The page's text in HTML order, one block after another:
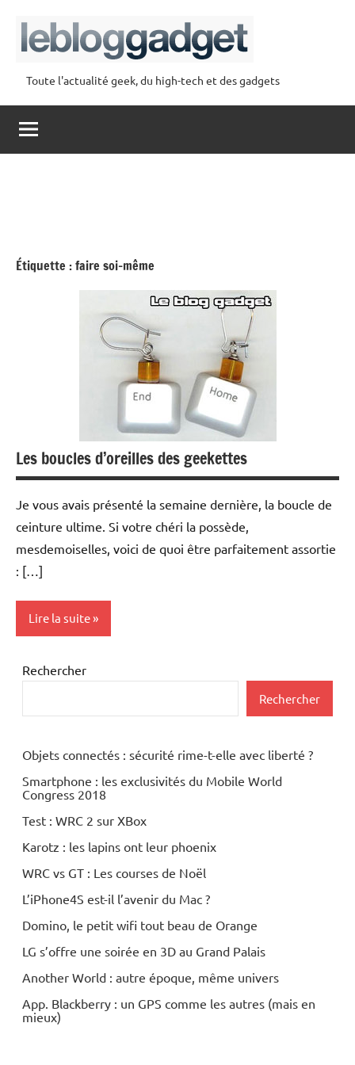
contenu
lebloggadget
Toute l'actualité geek, du high-tech et des gadgets
Étiquette :faire soi-même
Les boucles d’oreilles des geekettes
Je vous avais présenté la semaine dernière, la boucle de
ceinture ultime. Si votre chéri la possède,
mesdemoiselles, voici de quoi être parfaitement assortie
: […]
Lire la suite
Inclassables
Rechercher
Rechercher
Objets connectés : sécurité rime-t-elle avec liberté ?
Smartphone : les exclusivités du Mobile World
Congress 2018
Test : WRC 2 sur XBox
Karotz : les lapins ont leur phoenix
WRC vs GT : Les courses de Noël
L’iPhone4S est-il l’avenir du Mac ?
Domino, le petit wifi tout beau de Orange
LG s’offre une soirée en 3D au Grand Palais
Another World : autre époque, même univers
App. Blackberry : un GPS comme les autres (mais en
mieux)